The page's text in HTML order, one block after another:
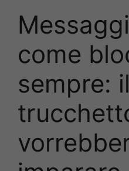
come
sempre: il